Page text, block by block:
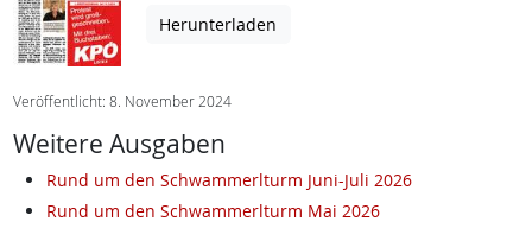
Herunterladen
Veröffentlicht: 8. November 2024
Weitere Ausgaben
Rund um den Schwammerlturm Juni-Juli 2026
Rund um den Schwammerlturm Mai 2026